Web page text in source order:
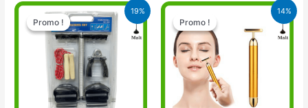
19%
Promo !
Promo !
Le
prix
initial
était :
14.900 CFA.
Le
prix
actuel
est :
14%
Promo !
Promo !
Le
prix
initial
était :
11.000 CFA.
Le
actuel
est :